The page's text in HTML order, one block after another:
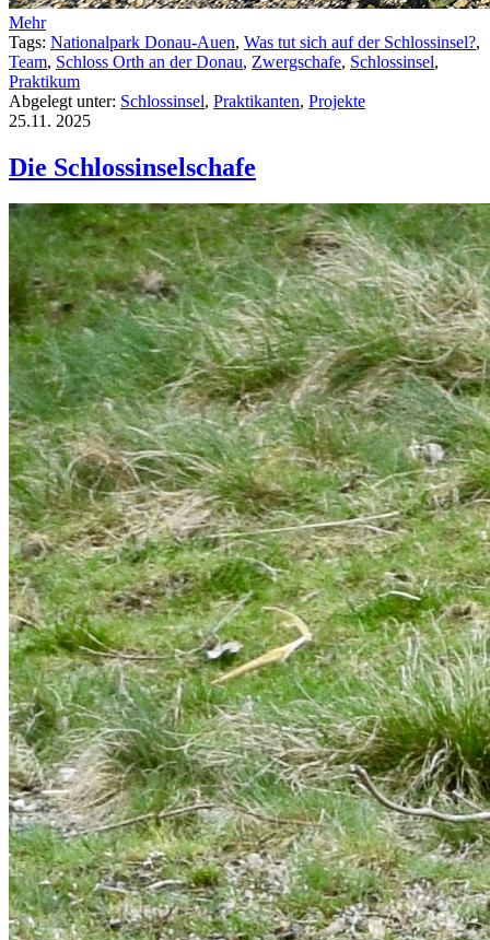
Mehr
Tags: Nationalpark Donau-Auen, Was tut sich auf der Schlossinsel?,
Team, Schloss Orth an der Donau, Zwergschafe, Schlossinsel,
Praktikum
Abgelegt unter: Schlossinsel, Praktikanten, Projekte
25.11. 2025
Die Schlossinselschafe